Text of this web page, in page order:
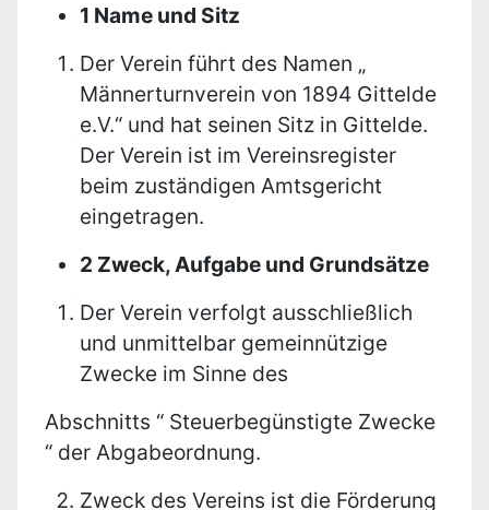
1 Name und Sitz
Der Verein führt des Namen „
Männerturnverein von 1894 Gittelde
e.V.“ und hat seinen Sitz in Gittelde.
Der Verein ist im Vereinsregister
beim zuständigen Amtsgericht
eingetragen.
2 Zweck, Aufgabe und Grundsätze
Der Verein verfolgt ausschließlich
und unmittelbar gemeinnützige
Zwecke im Sinne des
Abschnitts “ Steuerbegünstigte Zwecke
“ der Abgabeordnung.
Zweck des Vereins ist die Förderung